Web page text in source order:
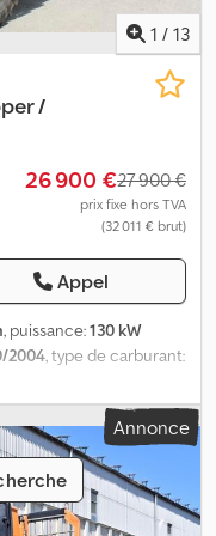
1 / 13
/
26 900 €27 900 €
prix fixe hors TVA
(32 011 € brut)
Appel
, puissance:130 kW
2004 , type de carburant:
d'essieux:
automatique, classe
transmission
:
– BENNE
Akpjkr Boîte Telligent
905 kg Contrôle
Annonce